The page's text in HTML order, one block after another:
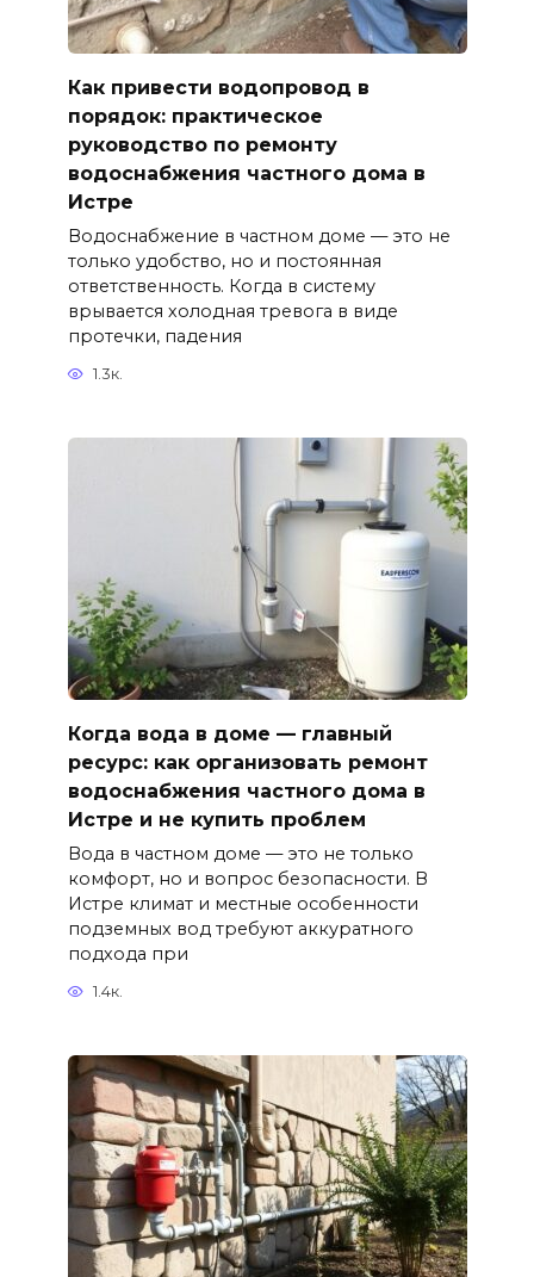
Как привести водопровод в
порядок: практическое
руководство по ремонту
водоснабжения частного дома в
Истре
Водоснабжение в частном доме — это не
только удобство, но и постоянная
ответственность. Когда в систему
врывается холодная тревога в виде
протечки, падения
1.3к.
Когда вода в доме — главный
ресурс: как организовать ремонт
водоснабжения частного дома в
Истре и не купить проблем
Вода в частном доме — это не только
комфорт, но и вопрос безопасности. В
Истре климат и местные особенности
подземных вод требуют аккуратного
подхода при
1.4к.